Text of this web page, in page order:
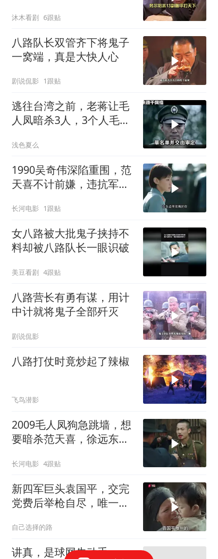
沐木看剧 6跟贴
八路队长双管齐下将鬼子
一窝端，真是大快人心
剧说侃影 1跟贴
逃往台湾之前，老蒋让毛
人凤暗杀3人，3个人毛人
浅色夏么
1990吴奇伟深陷重围，范
天喜不计前嫌，违抗军令
长河电影 1跟贴
女八路被大批鬼子挟持不
料却被八路队长一眼识破
美豆看剧 4跟贴
八路营长有勇有谋，用计
中计就将鬼子全部歼灭
剧说侃影
八路打仗时竟炒起了辣椒
飞鸟潜影
2009毛人凤狗急跳墙，想
要暗杀范天喜，徐远东硬
长河电影 4跟贴
新四军巨头袁国平，交完
党费后举枪自尽，唯一儿
自己选择的路
讲真，是球网先动手